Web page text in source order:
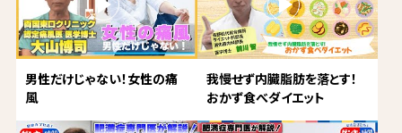
男性だけじゃない！女性の痛
風
我慢せず内臓脂肪を落とす！
おかず食べダイエット